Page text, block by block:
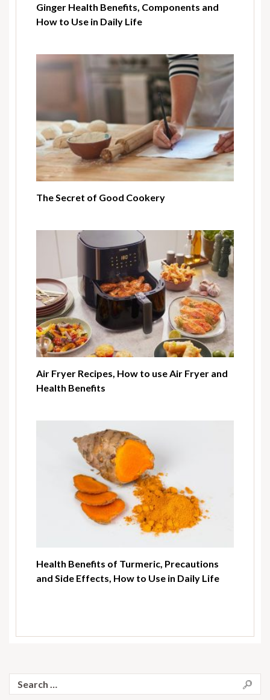
Ginger Health Benefits, Components and
How to Use in Daily Life
The Secret of Good Cookery
Air Fryer Recipes, How to use Air Fryer and
Health Benefits
Health Benefits of Turmeric, Precautions
and Side Effects, How to Use in Daily Life
for: